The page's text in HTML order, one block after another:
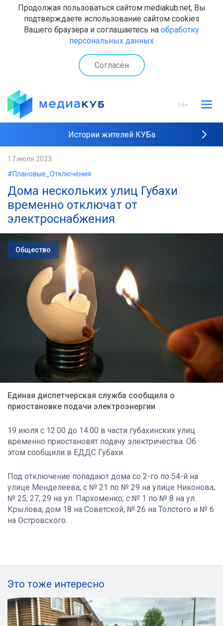
Продолжая пользоваться сайтом mediakub.net, Вы
подтверждаете использование сайтом cookies
Вашего браузера и соглашаетесь на обработку
персональных данных
Согласен
16+
Истории жителей КУБа
17 июля 2023
#Плановые_Отключения
Дома нескольких улиц Губахи
временно отключат от
электроснабжения
Общество
Единая диспетчерская служба сообщила о
приостановке подачи электроэнергии
19 июля с 12.00 до 14.00 в части губахинских улиц
временно приостановят подачу электричества. Об
этом сообщили в ЕДДС Губахи.
Под отключение попадают дома со 2-го по 54-й на
улице Менделеева; с № 21 по № 29 на улице Никонова;
№ 25, 27, 29 на ул. Пархоменко; с № 1 по № 8 на ул.
Крылова; дом 18 на Советской, № 26 на Толстого и № 6
на Островского.
Это тоже интересно